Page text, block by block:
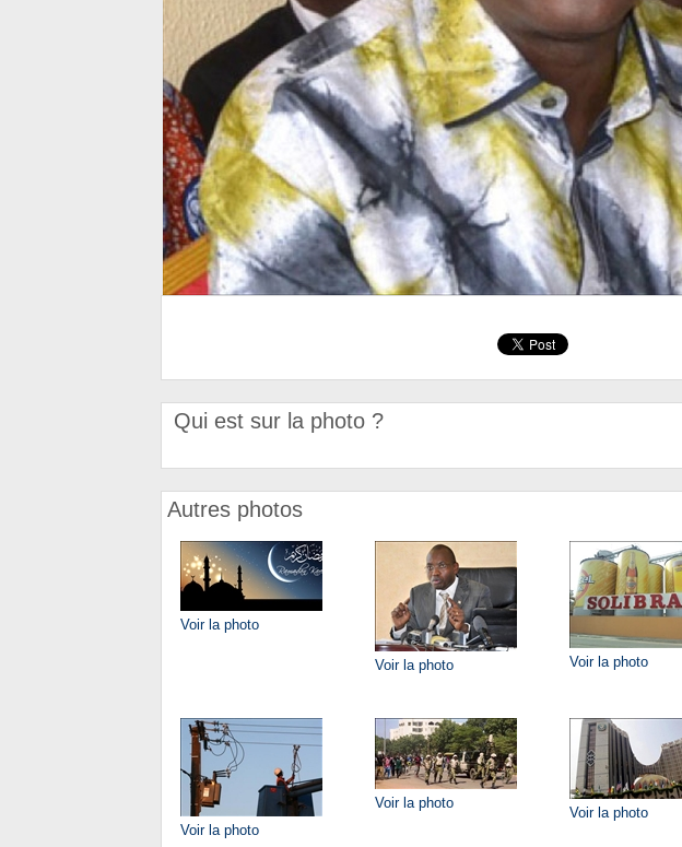
Qui est sur la photo ?
Autres photos
Voir la photo
Voir la photo Voir la photo
Voir la photo
Voir la photo
Voir la photo